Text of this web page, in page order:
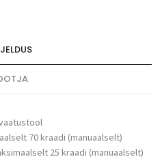
70 kraadi (manuaalselt)
25 kraadi (manuaalselt)